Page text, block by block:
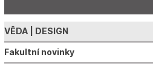
VĚDA | DESIGN
Fakultní novinky